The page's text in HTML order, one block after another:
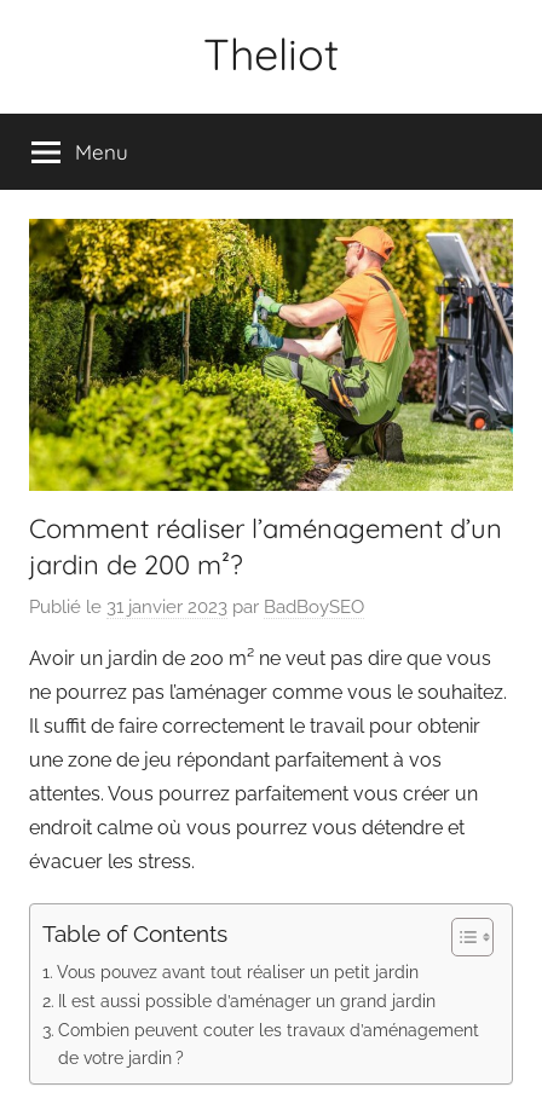
Theliot
Menu
Comment réaliser l’aménagement d’un
jardin de 200 m²?
Publié le 31 janvier 2023 par BadBoySEO
Avoir un jardin de 200 m² ne veut pas dire que vous
ne pourrez pas l’aménager comme vous le souhaitez.
Il suffit de faire correctement le travail pour obtenir
une zone de jeu répondant parfaitement à vos
attentes. Vous pourrez parfaitement vous créer un
endroit calme où vous pourrez vous détendre et
évacuer les stress.
Table of Contents
Vous pouvez avant tout réaliser un petit jardin
Il est aussi possible d’aménager un grand jardin
Combien peuvent couter les travaux d’aménagement
de votre jardin ?